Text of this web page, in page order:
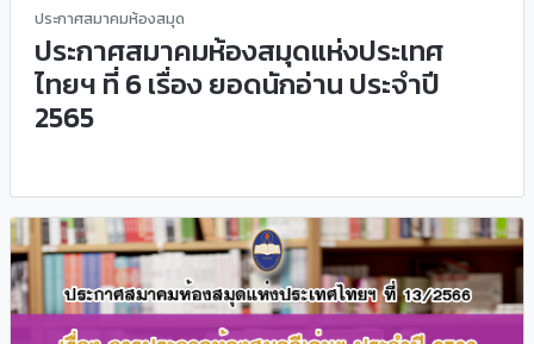
ประกาศสมาคมห้องสมุด
ประกาศสมาคมห้องสมุดแห่งประเทศ
ไทยฯ ที่ 6 เรื่อง ยอดนักอ่าน ประจำปี
2565